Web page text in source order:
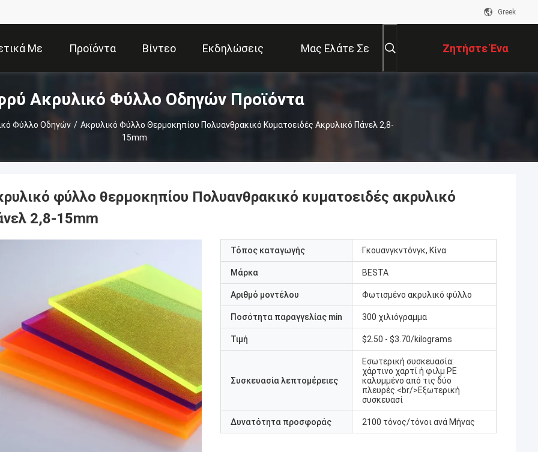
Greek
Με
Εμάς
Προϊόντα Βίντεο Εκδηλώσεις Μας Ελάτε Σε Ζητήστε Ένα
Απόσπασμα
Ακρυλικό Φύλλο Οδηγών Προϊόντα
Φύλλο Οδηγών / Ακρυλικό Φύλλο Θερμοκηπίου Πολυανθρακικό Κυματοειδές Ακρυλικό Πάνελ 2,8-
15mm
φύλλο θερμοκηπίου Πολυανθρακικό κυματοειδές ακρυλικό
2,8-15mm
Τόπος καταγωγής Γκουανγκντόνγκ, Κίνα
Μάρκα BESTA
Αριθμό μοντέλου Φωτισμένο ακρυλικό φύλλο
Ποσότητα παραγγελίας min 300 χιλιόγραμμα
Τιμή $2.50 - $3.70/kilograms
Συσκευασία λεπτομέρειες
Εσωτερική συσκευασία:
χάρτινο χαρτί ή φιλμ PE
καλυμμένο από τις δύο
πλευρές.<br/>Εξωτερική
συσκευασί
Δυνατότητα προσφοράς 2100 τόνος/τόνοι ανά Μήνας